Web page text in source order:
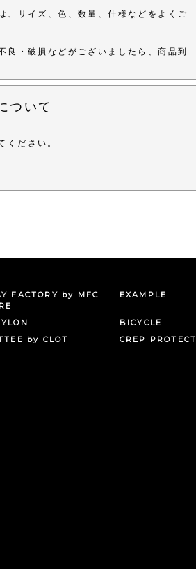
、サイズ、色、数量、仕様などをよくご
良・破損などがございましたら、商品到
ついて
ください。
FACTORY by MFC
EXAMPLE
BICYCLE
by CLOT CREP PROTECT